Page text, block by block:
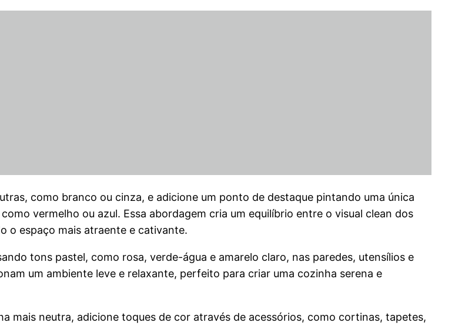
como branco ou cinza, e adicione um ponto de destaque pintando uma única
vermelho ou azul. Essa abordagem cria um equilíbrio entre o visual clean dos
o espaço mais atraente e cativante.
tons pastel, como rosa, verde-água e amarelo claro, nas paredes, utensílios e
um ambiente leve e relaxante, perfeito para criar uma cozinha serena e
mais neutra, adicione toques de cor através de acessórios, como cortinas, tapetes,